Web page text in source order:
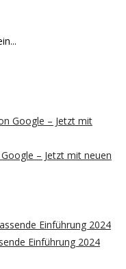
– Jetzt mit neuen
Einführung 2024